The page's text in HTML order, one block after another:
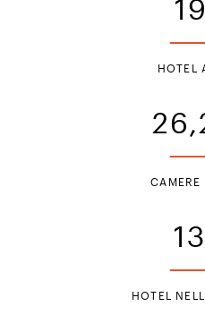
HOTEL
CAMERE
HOTEL